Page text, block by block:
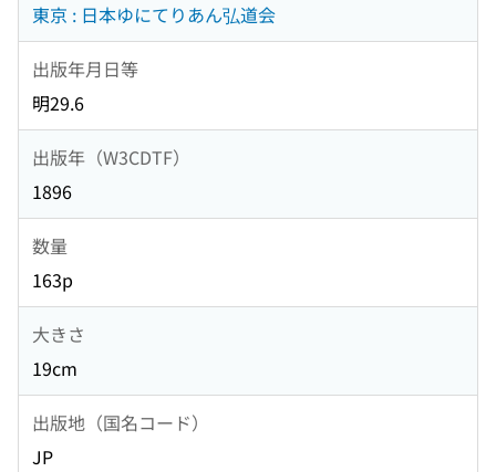
東京 : 日本ゆにてりあん弘道会
出版年月日等
明29.6
出版年（W3CDTF）
1896
数量
163p
大きさ
19cm
出版地（国名コード）
JP